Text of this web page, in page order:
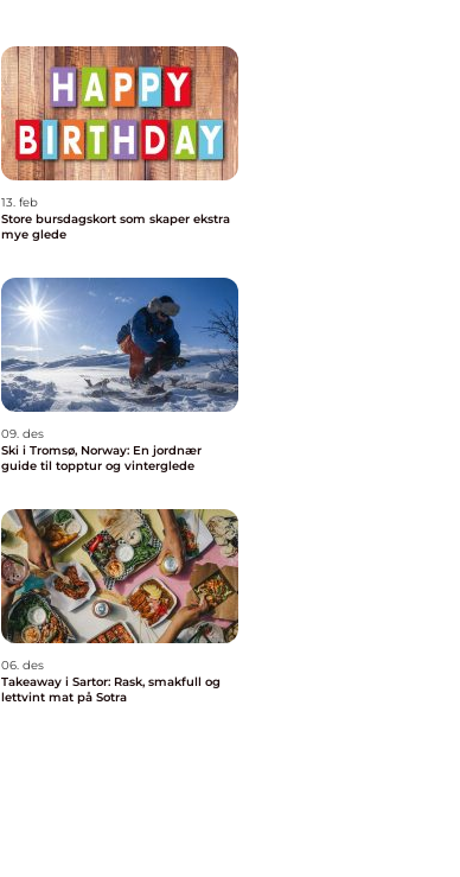
13. feb
Store bursdagskort som skaper ekstra
mye glede
09. des
Ski i Tromsø, Norway: En jordnær
guide til topptur og vinterglede
06. des
Takeaway i Sartor: Rask, smakfull og
lettvint mat på Sotra